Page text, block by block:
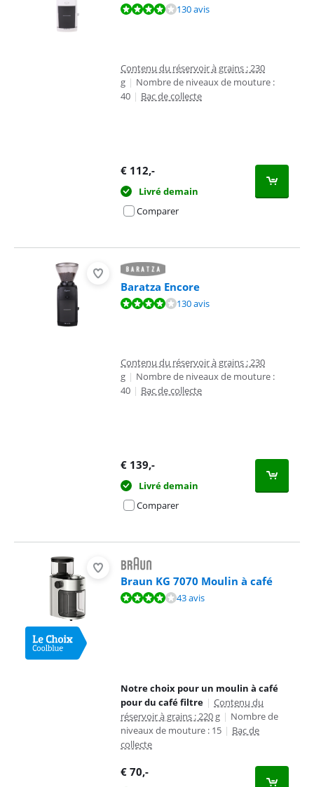
La note est de 8,4 sur 10, basée sur 130 avis.130 avis
Contenu du réservoir à grains : 230
g | Nombre de niveaux de mouture :
40 | Bac de collecte
€ 112,-
Livré demain
Comparer
Baratza Encore
La note est de 8,4 sur 10, basée sur 130 avis.130 avis
Contenu du réservoir à grains : 230
g | Nombre de niveaux de mouture :
40 | Bac de collecte
€ 139,-
Livré demain
Comparer
Braun KG 7070 Moulin à café
La note est de 7,7 sur 10, basée sur 43 avis.43 avis
Notre choix pour un moulin à café
pour du café filtre | Contenu du
réservoir à grains : 220 g | Nombre de
niveaux de mouture : 15 | Bac de
collecte
€ 70,-